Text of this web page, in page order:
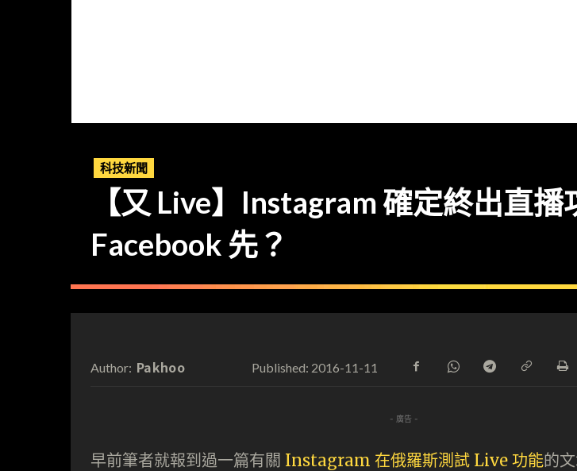
科技新聞
【又 Live】Instagram 確定終出直
Facebook 先？
Author: Pakhoo Published: 2016-11-11
- 廣告 -
早前筆者就報到過一篇有關 Instagram 在俄羅斯測試 Live 功能的